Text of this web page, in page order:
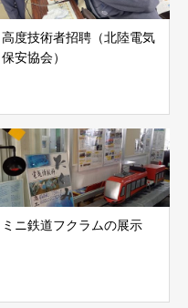
高度技術者招聘（北陸電気
保安協会）
ミニ鉄道フクラムの展示